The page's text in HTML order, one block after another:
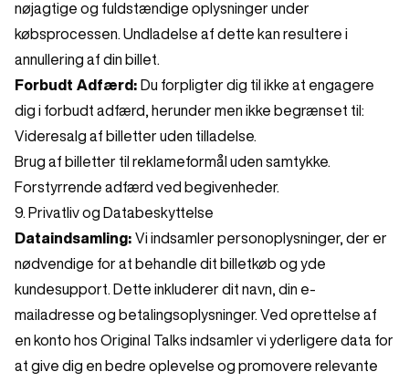
nøjagtige og fuldstændige oplysninger under
købsprocessen. Undladelse af dette kan resultere i
annullering af din billet.
Forbudt Adfærd: Du forpligter dig til ikke at engagere
dig i forbudt adfærd, herunder men ikke begrænset til:
Videresalg af billetter uden tilladelse.
Brug af billetter til reklameformål uden samtykke.
Forstyrrende adfærd ved begivenheder.
9. Privatliv og Databeskyttelse
Dataindsamling: Vi indsamler personoplysninger, der er
nødvendige for at behandle dit billetkøb og yde
kundesupport. Dette inkluderer dit navn, din e-
mailadresse og betalingsoplysninger. Ved oprettelse af
en konto hos Original Talks indsamler vi yderligere data for
at give dig en bedre oplevelse og promovere relevante